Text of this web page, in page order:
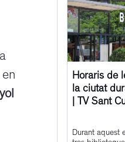
Horaris de
la ciutat
| TV Sant
Durant aquest